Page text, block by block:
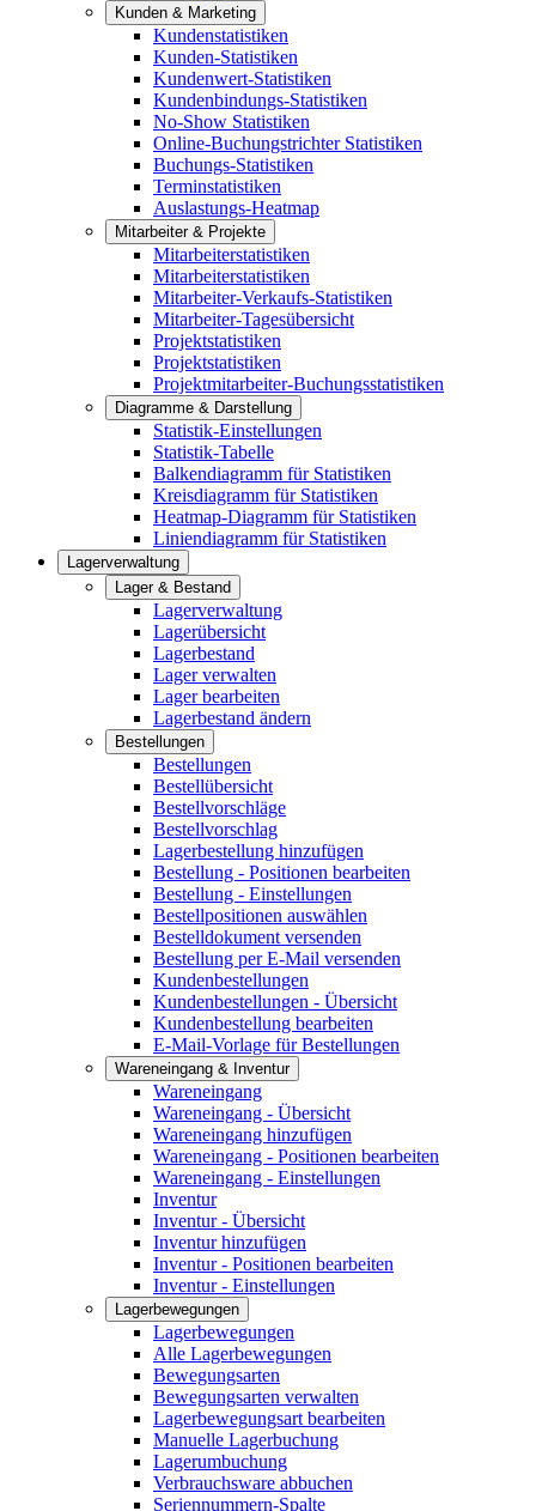
Kunden & Marketing
Kundenstatistiken
Kunden-Statistiken
Kundenwert-Statistiken
Kundenbindungs-Statistiken
No-Show Statistiken
Online-Buchungstrichter Statistiken
Buchungs-Statistiken
Terminstatistiken
Auslastungs-Heatmap
Mitarbeiter & Projekte
Mitarbeiterstatistiken
Mitarbeiterstatistiken
Mitarbeiter-Verkaufs-Statistiken
Mitarbeiter-Tagesübersicht
Projektstatistiken
Projektstatistiken
Projektmitarbeiter-Buchungsstatistiken
Diagramme & Darstellung
Statistik-Einstellungen
Statistik-Tabelle
Balkendiagramm für Statistiken
Kreisdiagramm für Statistiken
Heatmap-Diagramm für Statistiken
Liniendiagramm für Statistiken
Lagerverwaltung
Lager & Bestand
Lagerverwaltung
Lagerübersicht
Lagerbestand
Lager verwalten
Lager bearbeiten
Lagerbestand ändern
Bestellungen
Bestellungen
Bestellübersicht
Bestellvorschläge
Bestellvorschlag
Lagerbestellung hinzufügen
Bestellung - Positionen bearbeiten
Bestellung - Einstellungen
Bestellpositionen auswählen
Bestelldokument versenden
Bestellung per E-Mail versenden
Kundenbestellungen
Kundenbestellungen - Übersicht
Kundenbestellung bearbeiten
E-Mail-Vorlage für Bestellungen
Wareneingang & Inventur
Wareneingang
Wareneingang - Übersicht
Wareneingang hinzufügen
Wareneingang - Positionen bearbeiten
Wareneingang - Einstellungen
Inventur
Inventur - Übersicht
Inventur hinzufügen
Inventur - Positionen bearbeiten
Inventur - Einstellungen
Lagerbewegungen
Lagerbewegungen
Alle Lagerbewegungen
Bewegungsarten
Bewegungsarten verwalten
Lagerbewegungsart bearbeiten
Manuelle Lagerbuchung
Lagerumbuchung
Verbrauchsware abbuchen
Seriennummern-Spalte